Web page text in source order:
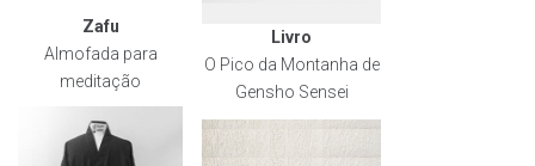
Zafu
Almofada para
meditação
Livro
O Pico da Montanha de
Gensho Sensei